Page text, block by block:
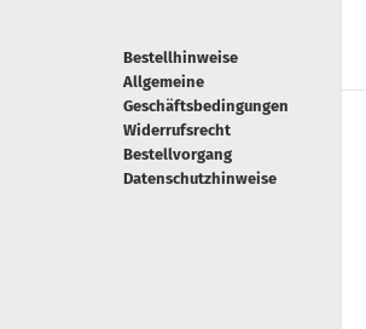
Bestellhinweise
Allgemeine
Geschäftsbedingungen
Widerrufsrecht
Bestellvorgang
Datenschutzhinweise